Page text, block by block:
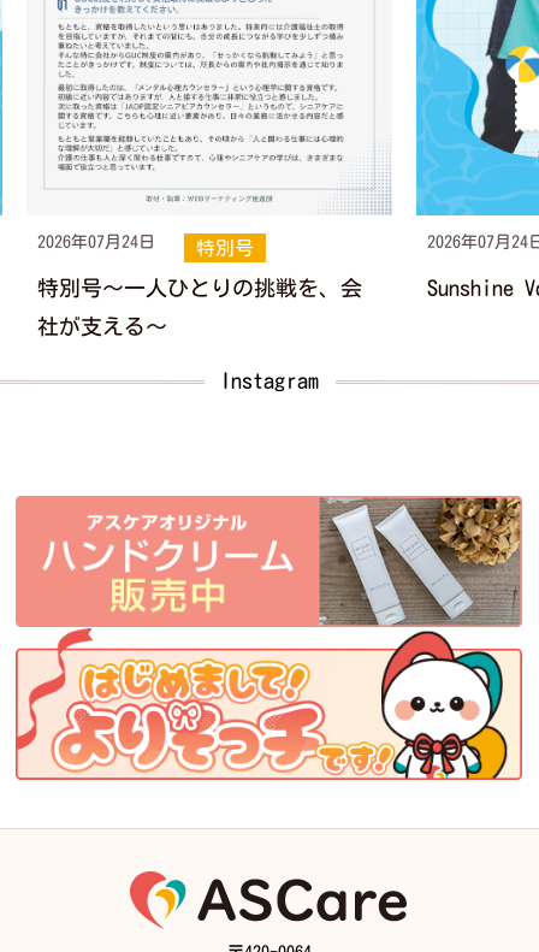
2026年07月24日 特別号
特別号～一人ひとりの挑戦を、会
社が支える～
2026年07月24
Sunshine
Instagram